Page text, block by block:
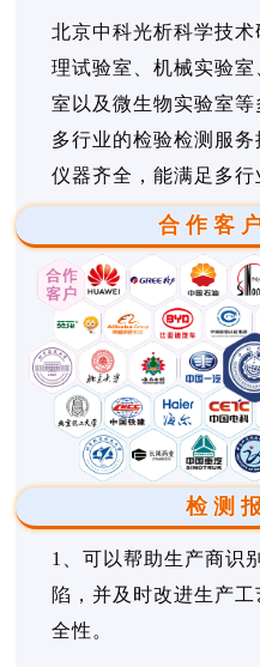
北京中科光析科学技
理试验室、机械实验
室以及微生物实验室
多行业的检验检测服
仪器齐全，能满足多行
合作客
检测
1、可以帮助生产商识
陷，并及时改进生产
全性。